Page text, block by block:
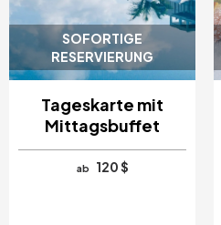
SOFORTIGE
RESERVIERUNG
Tageskarte mit
Mittagsbuffet
ab 120 $